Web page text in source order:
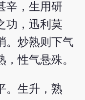
辛，生用研
功，迅利莫
。炒熟则下气
性气悬殊。
。生升，熟